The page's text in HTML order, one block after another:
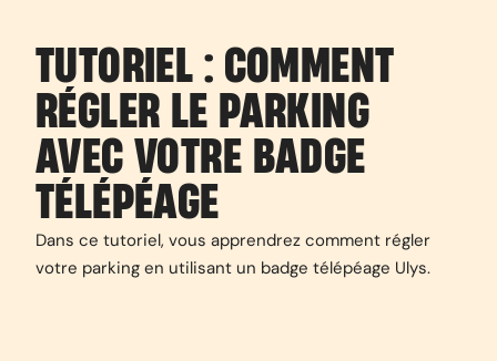
TUTORIEL : COMMENT
RÉGLER LE PARKING
AVEC VOTRE BADGE
TÉLÉPÉAGE
Dans ce tutoriel, vous apprendrez comment régler
votre parking en utilisant un badge télépéage Ulys.